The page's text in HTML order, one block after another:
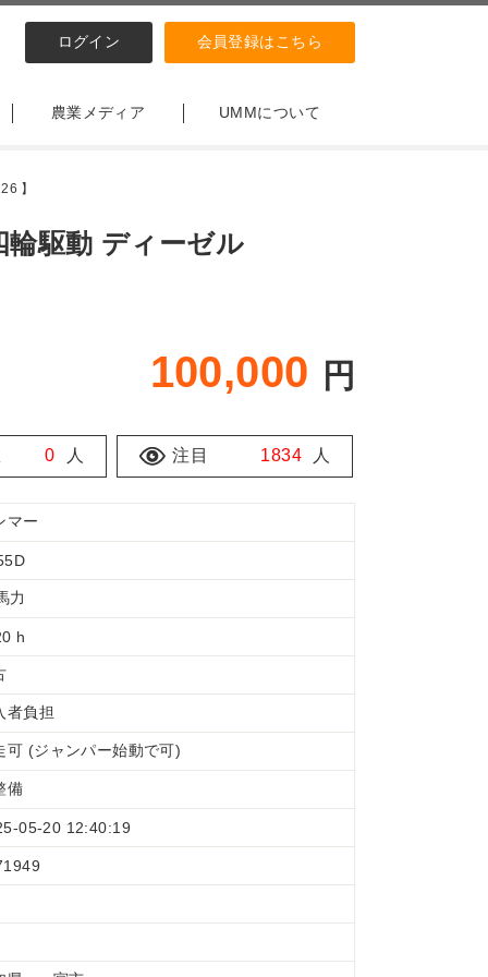
ログイン 会員登録はこちら
農業メディア UMMについて
】
駆動 ディーゼル
100,000 円
0 人 注目 1834 人
マー
力
h
者負担
可 (ジャンパー始動で可)
備
05-20 12:40:19